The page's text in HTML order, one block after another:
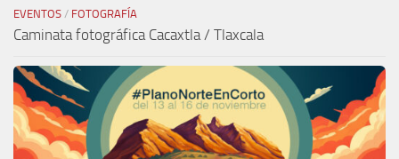
EVENTOS / FOTOGRAFÍA
Caminata fotográfica Cacaxtla / Tlaxcala